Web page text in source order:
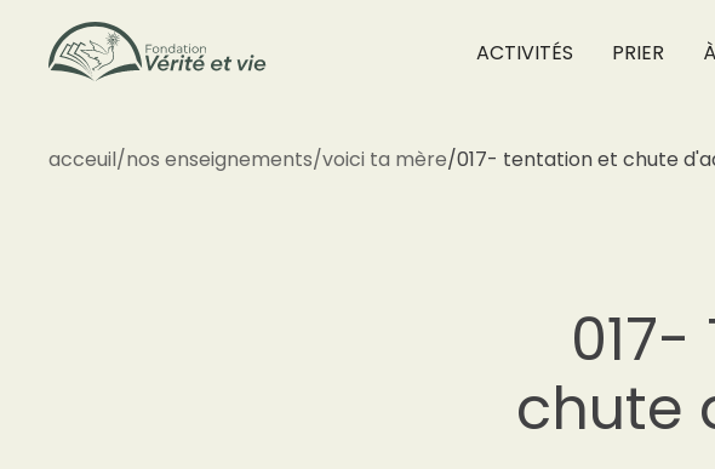
ACTIVITÉS PRIER
acceuil/nos enseignements/voici ta mère/017- tentation et chute
chute